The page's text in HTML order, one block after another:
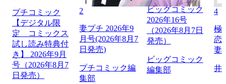
プチコミック
【デジタル限
定 コミックス
試し読み特典付
き】 2026年9月
号（2026年8月7
日発売）
2
妻プチ 2026年9
月号(2026年8月7
日発売)
プチコミック編
集部
ビッグコミック
2026年16号
（2026年8月7日
発売）
ビッグコミック
編集部
4
極
恋
妻
井